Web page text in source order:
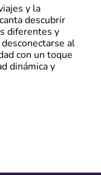
y la
descubrir
diferentes y
al
con un toque
dinámica y